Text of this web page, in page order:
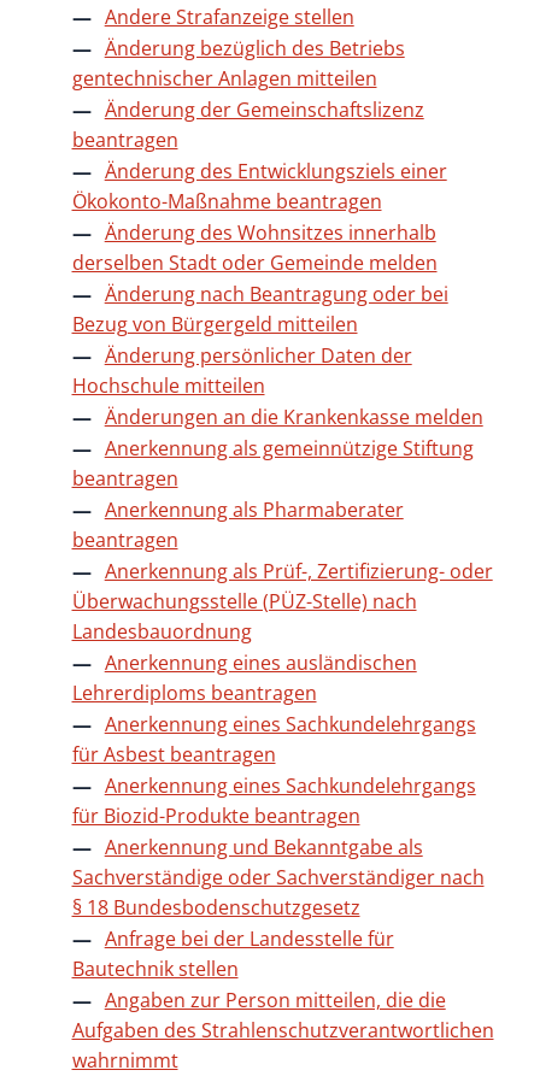
Andere Strafanzeige stellen
Änderung bezüglich des Betriebs
gentechnischer Anlagen mitteilen
Änderung der Gemeinschaftslizenz
beantragen
Änderung des Entwicklungsziels einer
Ökokonto-Maßnahme beantragen
Änderung des Wohnsitzes innerhalb
derselben Stadt oder Gemeinde melden
Änderung nach Beantragung oder bei
Bezug von Bürgergeld mitteilen
Änderung persönlicher Daten der
Hochschule mitteilen
Änderungen an die Krankenkasse melden
Anerkennung als gemeinnützige Stiftung
beantragen
Anerkennung als Pharmaberater
beantragen
Anerkennung als Prüf-, Zertifizierung- oder
Überwachungsstelle (PÜZ-Stelle) nach
Landesbauordnung
Anerkennung eines ausländischen
Lehrerdiploms beantragen
Anerkennung eines Sachkundelehrgangs
für Asbest beantragen
Anerkennung eines Sachkundelehrgangs
für Biozid-Produkte beantragen
Anerkennung und Bekanntgabe als
Sachverständige oder Sachverständiger nach
§ 18 Bundesbodenschutzgesetz
Anfrage bei der Landesstelle für
Bautechnik stellen
Angaben zur Person mitteilen, die die
Aufgaben des Strahlenschutzverantwortlichen
wahrnimmt